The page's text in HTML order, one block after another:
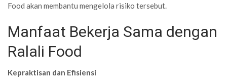
Food akan membantu mengelola risiko tersebut.
Manfaat Bekerja Sama dengan
Ralali Food
Kepraktisan dan Efisiensi